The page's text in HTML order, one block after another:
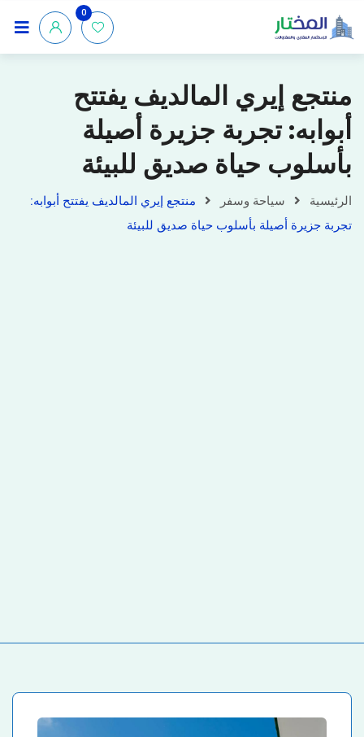
0
منتجع إيري المالديف يفتتح
أبوابه: تجربة جزيرة أصيلة
بأسلوب حياة صديق للبيئة
الرئيسية سياحة وسفر
منتجع إيري المالديف يفتتح أبوابه:
تجربة جزيرة أصيلة بأسلوب حياة صديق للبيئة